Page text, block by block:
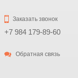
Заказать звонок
+7 984 179-89-60
Обратная связь